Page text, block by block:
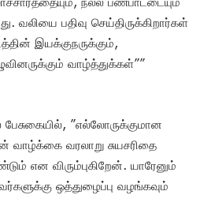
வலியை பதிவு செய்திருக்கிறார்கள்
இயக்குநருக்கும்,
வாழ்த்துக்கள்””
”எல்லோருக்குமான
வரலாறு சுயசரிதை
என விரும்புகிறேன். யாரேனும்
ஒத்துழைப்பு வழங்கவும்